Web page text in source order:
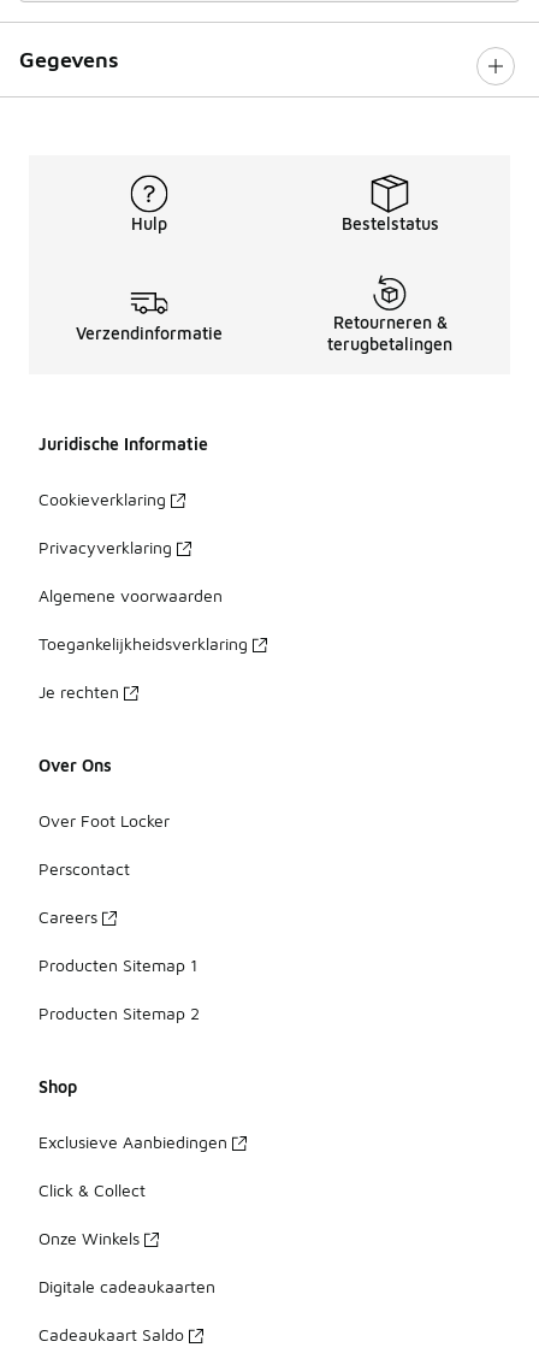
Gegevens
Hulp Bestelstatus
Verzendinformatie
Retourneren &
terugbetalingen
Juridische Informatie
Cookieverklaring
Privacyverklaring
Algemene voorwaarden
Toegankelijkheidsverklaring
Je rechten
Over Ons
Over Foot Locker
Perscontact
Careers
Producten Sitemap 1
Producten Sitemap 2
Shop
Exclusieve Aanbiedingen
Click & Collect
Onze Winkels
Digitale cadeaukaarten
Cadeaukaart Saldo